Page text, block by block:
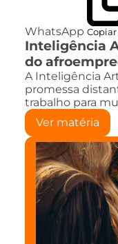
WhatsApp
Inteligência
do
A Inteligência
promessa
trabalho para
Ver matéria